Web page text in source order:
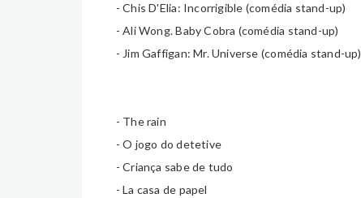
- Chis D'Elia: Incorrigible (comédia stand-up)
- Ali Wong. Baby Cobra (comédia stand-up)
- Jim Gaffigan: Mr. Universe (comédia stand-up)
- The rain
- O jogo do detetive
- Criança sabe de tudo
- La casa de papel